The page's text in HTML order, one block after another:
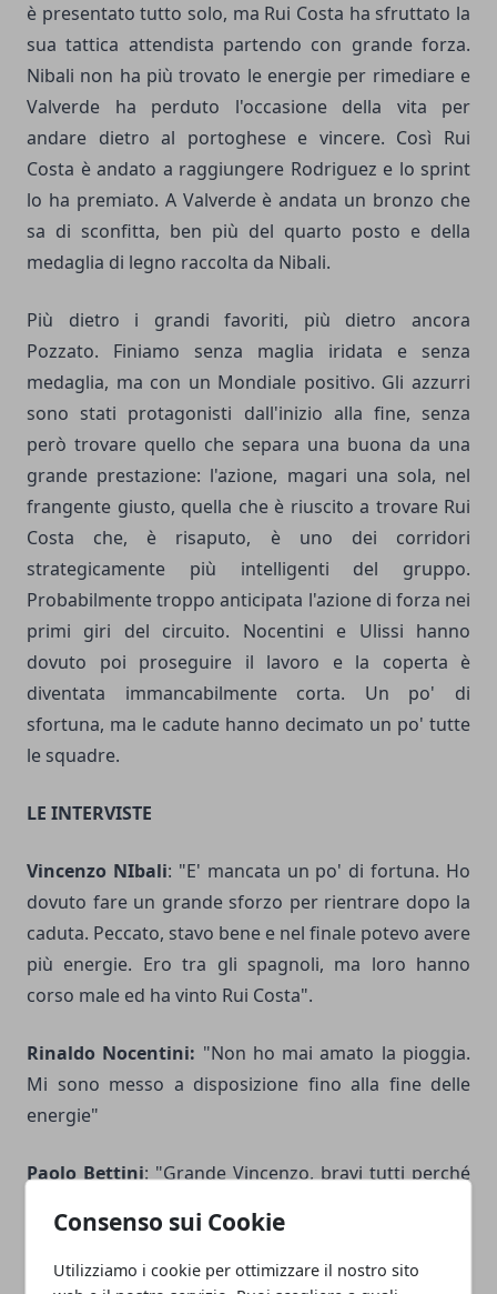
Consenso sui Cookie
Utilizziamo i cookie per ottimizzare il nostro sito
è presentato tutto solo, ma Rui Costa ha sfruttato la
sua tattica attendista partendo con grande forza.
Nibali non ha più trovato le energie per rimediare e
Valverde ha perduto l'occasione della vita per
andare dietro al portoghese e vincere. Così Rui
Costa è andato a raggiungere Rodriguez e lo sprint
lo ha premiato. A Valverde è andata un bronzo che
sa di sconfitta, ben più del quarto posto e della
medaglia di legno raccolta da Nibali.
Più dietro i grandi favoriti, più dietro ancora
Pozzato. Finiamo senza maglia iridata e senza
medaglia, ma con un Mondiale positivo. Gli azzurri
sono stati protagonisti dall'inizio alla fine, senza
però trovare quello che separa una buona da una
grande prestazione: l'azione, magari una sola, nel
frangente giusto, quella che è riuscito a trovare Rui
Costa che, è risaputo, è uno dei corridori
strategicamente più intelligenti del gruppo.
Probabilmente troppo anticipata l'azione di forza nei
primi giri del circuito. Nocentini e Ulissi hanno
dovuto poi proseguire il lavoro e la coperta è
diventata immancabilmente corta. Un po' di
sfortuna, ma le cadute hanno decimato un po' tutte
le squadre.
LE INTERVISTE
Vincenzo NIbali: "E' mancata un po' di fortuna. Ho
dovuto fare un grande sforzo per rientrare dopo la
caduta. Peccato, stavo bene e nel finale potevo avere
più energie. Ero tra gli spagnoli, ma loro hanno
corso male ed ha vinto Rui Costa".
Rinaldo Nocentini: "Non ho mai amato la pioggia.
Mi sono messo a disposizione fino alla fine delle
energie"
Paolo Bettini: "Grande Vincenzo, bravi tutti perché
trovato Vincenzo in terra non pensavo sarebbe
ripartito. Ha fatto un grande numero per rientrare.